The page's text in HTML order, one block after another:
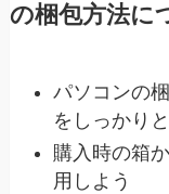
の梱包方法
パソコンの
をしっかりと
購入時の箱
用しよう